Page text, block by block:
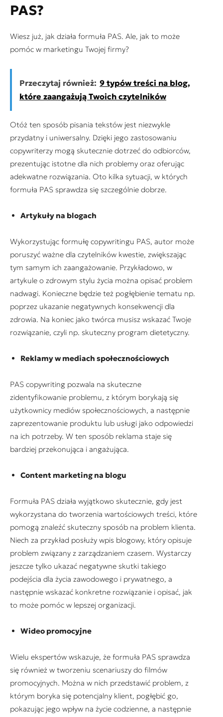
PAS?
Wiesz już, jak działa formuła PAS. Ale, jak to może
pomóc w marketingu Twojej firmy?
Przeczytaj również: 9 typów treści na blog,
które zaangażują Twoich czytelników
Otóż ten sposób pisania tekstów jest niezwykle
przydatny i uniwersalny. Dzięki jego zastosowaniu
copywriterzy mogą skutecznie dotrzeć do odbiorców,
prezentując istotne dla nich problemy oraz oferując
adekwatne rozwiązania. Oto kilka sytuacji, w których
formuła PAS sprawdza się szczególnie dobrze.
Artykuły na blogach
Wykorzystując formułę copywritingu PAS, autor może
poruszyć ważne dla czytelników kwestie, zwiększając
tym samym ich zaangażowanie. Przykładowo, w
artykule o zdrowym stylu życia można opisać problem
nadwagi. Konieczne będzie też pogłębienie tematu np.
poprzez ukazanie negatywnych konsekwencji dla
zdrowia. Na koniec jako twórca musisz wskazać Twoje
rozwiązanie, czyli np. skuteczny program dietetyczny.
Reklamy w mediach społecznościowych
PAS copywriting pozwala na skuteczne
zidentyfikowanie problemu, z którym borykają się
użytkownicy mediów społecznościowych, a następnie
zaprezentowanie produktu lub usługi jako odpowiedzi
na ich potrzeby. W ten sposób reklama staje się
bardziej przekonująca i angażująca.
Content marketing na blogu
Formuła PAS działa wyjątkowo skutecznie, gdy jest
wykorzystana do tworzenia wartościowych treści, które
pomogą znaleźć skuteczny sposób na problem klienta.
Niech za przykład posłuży wpis blogowy, który opisuje
problem związany z zarządzaniem czasem. Wystarczy
jeszcze tylko ukazać negatywne skutki takiego
podejścia dla życia zawodowego i prywatnego, a
następnie wskazać konkretne rozwiązanie i opisać, jak
to może pomóc w lepszej organizacji.
Wideo promocyjne
Wielu ekspertów wskazuje, że formuła PAS sprawdza
się również w tworzeniu scenariuszy do filmów
promocyjnych. Można w nich przedstawić problem, z
którym boryka się potencjalny klient, pogłębić go,
pokazując jego wpływ na życie codzienne, a następnie